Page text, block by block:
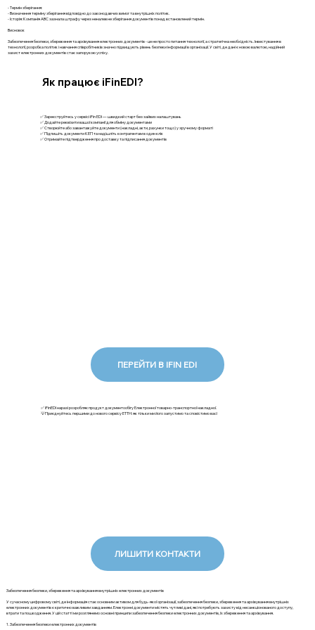
- Термін зберігання:
- Визначення терміну зберігання відповідно до законодавчих вимог та внутрішніх політик.
- Історія: Компанія ABC зазнала штрафу через неналежне зберігання документів понад встановлений термін.
Висновок
Забезпечення безпеки, збереження та архівування електронних документів - це не просто питання технології, а стратегічна необхідність. Інвестування в
технології, розробка політик і навчання співробітників значно підвищують рівень безпеки інформації в організації. У світі, де дані є новою валютою, надійний
захист електронних документів стає запорукою успіху.
✅ Зареєструйтесь у сервісі iFin EDI — швидкий старт без зайвих налаштувань
✅ Додайте реквізити вашої компанії для обміну документами
✅ Створюйте або завантажуйте документи (накладні, акти, рахунки тощо) у зручному форматі
✅ Підпишіть документи КЕП та надішліть контрагентам в один клік
✅ Отримайте підтвердження про доставку та підписання документів
ПЕРЕЙТИ В IFIN EDI
Як працює iFinEDI?
✅ iFinEDI наразі розробляє продукт документообігу Електронної товарно-транспортної накладної.
💡Приєднуйтесь першими до нового сервісу ЕТТН: як тільки ми його запустимо та сповістимо вас!
ЛИШИТИ КОНТАКТИ
Забезпечення безпеки, збереження та архівування внутрішніх електронних документів
У сучасному цифровому світі, де інформація стає основним активом для будь-якої організації, забезпечення безпеки, збереження та архівування внутрішніх
електронних документів є критично важливим завданням. Електронні документи містять чутливі дані, які потребують захисту від несанкціонованого доступу,
втрати та пошкодження. У цій статті ми розглянемо основні принципи забезпечення безпеки електронних документів, їх збереження та архівування.
1. Забезпечення безпеки електронних документів